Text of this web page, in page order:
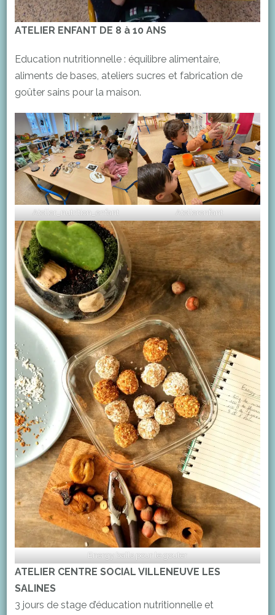
ATELIER ENFANT DE 8 à 10 ANS
Education nutritionnelle : équilibre alimentaire,
aliments de bases, ateliers sucres et fabrication de
goûter sains pour la maison.
Atelier_nutrition_enfant Atelierenfant
Energy balls pour le gouter
ATELIER CENTRE SOCIAL VILLENEUVE LES
SALINES
3 jours de stage d’éducation nutritionnelle et